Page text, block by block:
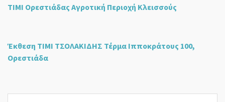
ΤΙΜΙ Ορεστιάδας Αγροτική Περιοχή Κλεισσούς
Έκθεση ΤΙΜΙ ΤΣΟΛΑΚΙΔΗΣ Τέρμα Ιπποκράτους 100,
Ορεστιάδα